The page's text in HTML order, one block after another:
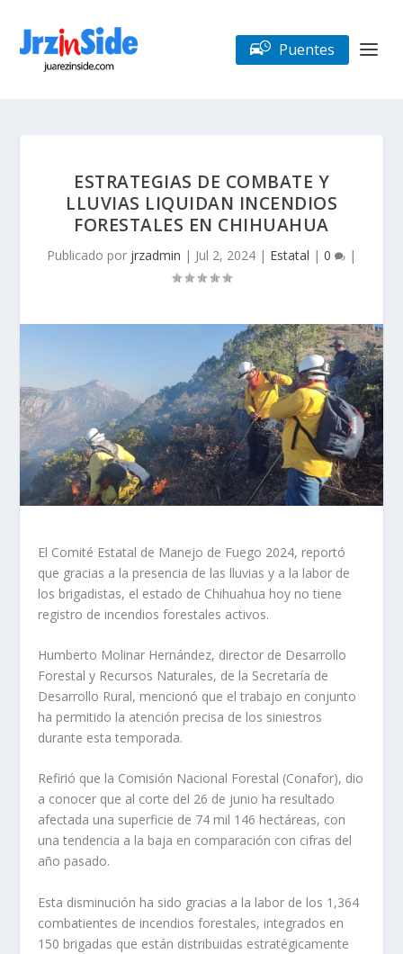
Puentes
ESTRATEGIAS DE COMBATE Y
LLUVIAS LIQUIDAN INCENDIOS
FORESTALES EN CHIHUAHUA
Publicado por jrzadmin | Jul 2, 2024 | Estatal | 0 |
El Comité Estatal de Manejo de Fuego 2024, reportó
que gracias a la presencia de las lluvias y a la labor de
los brigadistas, el estado de Chihuahua hoy no tiene
registro de incendios forestales activos.
Humberto Molinar Hernández, director de Desarrollo
Forestal y Recursos Naturales, de la Secretaría de
Desarrollo Rural, mencionó que el trabajo en conjunto
ha permitido la atención precisa de los siniestros
durante esta temporada.
Refirió que la Comisión Nacional Forestal (Conafor), dio
a conocer que al corte del 26 de junio ha resultado
afectada una superficie de 74 mil 146 hectáreas, con
una tendencia a la baja en comparación con cifras del
año pasado.
Esta disminución ha sido gracias a la labor de los 1,364
combatientes de incendios forestales, integrados en
150 brigadas que están distribuidas estratégicamente